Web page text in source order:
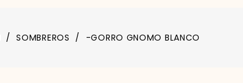
SOMBREROS -GORRO GNOMO BLANCO